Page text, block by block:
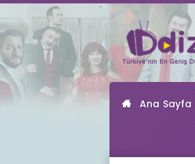
Ana Sayfa